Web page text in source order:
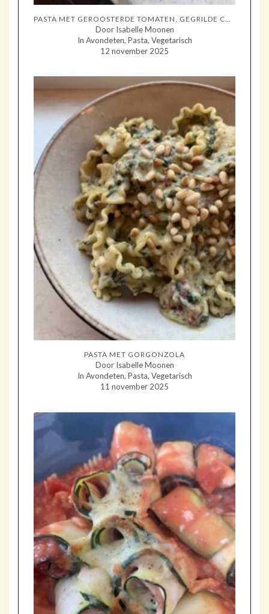
PASTA MET GEROOSTERDE TOMATEN, GEGRILDE COURGETTE EN MOZZARELLA
Door Isabelle Moonen
In Avondeten, Pasta, Vegetarisch
12 november 2025
PASTA MET GORGONZOLA
Door Isabelle Moonen
In Avondeten, Pasta, Vegetarisch
11 november 2025